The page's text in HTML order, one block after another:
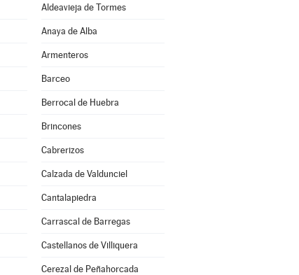
Aldeavieja de Tormes
Anaya de Alba
Armenteros
Barceo
Berrocal de Huebra
Brincones
Cabrerizos
Calzada de Valdunciel
Cantalapiedra
Carrascal de Barregas
Castellanos de Villiquera
Cerezal de Peñahorcada